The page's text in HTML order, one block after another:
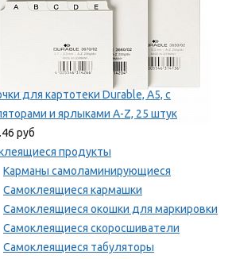
для картотеки Durable, A5, с
и ярлыками A-Z, 25 штук
руб
продукты
Карманы самоламинирующиеся
Самоклеящиеся кармашки
Самоклеящиеся окошки для маркировки
Самоклеящиеся скоросшиватели
Самоклеящиеся табуляторы